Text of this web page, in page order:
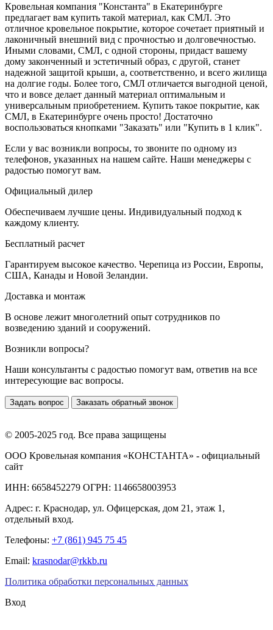
Кровельная компания "Константа" в Екатеринбурге
предлагает вам купить такой материал, как СМЛ. Это
отличное кровельное покрытие, которое сочетает приятный и
лаконичный внешний вид с прочностью и долговечностью.
Иными словами, СМЛ, с одной стороны, придаст вашему
дому законченный и эстетичный образ, с другой, станет
надежной защитой крыши, а, соответственно, и всего жилища
на долгие годы. Более того, СМЛ отличается выгодной ценой,
что и вовсе делает данный материал оптимальным и
универсальным приобретением. Купить такое покрытие, как
СМЛ, в Екатеринбурге очень просто! Достаточно
воспользоваться кнопками "Заказать" или "Купить в 1 клик".
Если у вас возникли вопросы, то звоните по одному из
телефонов, указанных на нашем сайте. Наши менеджеры с
радостью помогут вам.
Официальный дилер
Обеспечиваем лучшие цены. Индивидуальный подход к
каждому клиенту.
Бесплатный расчет
Гарантируем высокое качество. Черепица из России, Европы,
США, Канады и Новой Зеландии.
Доставка и монтаж
В основе лежит многолетний опыт сотрудников по
возведению зданий и сооружений.
Возникли вопросы?
Наши консультанты с радостью помогут вам, ответив на все
интересующие вас вопросы.
Задать вопрос Заказать обратный звонок
© 2005-2025 год. Все права защищены
ООО Кровельная компания «КОНСТАНТА» - официальный
сайт
ИНН: 6658452279 ОГРН: 1146658003953
Адрес: г. Краснодар, ул. Офицерская, дом 21, этаж 1,
отдельный вход.
Телефоны: +7 (861) 945 75 45
Email: krasnodar@rkkb.ru
Политика обработки персональных данных
Вход